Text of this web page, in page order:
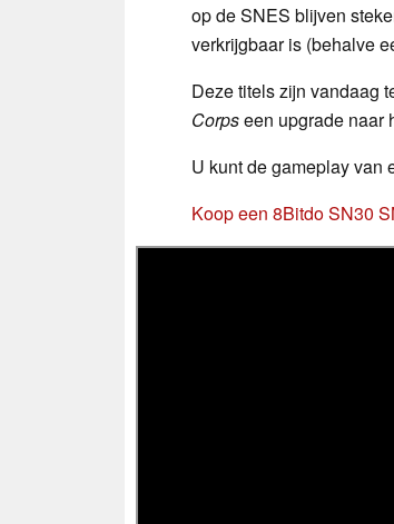
op de SNES blijven
verkrijgbaar is (behalve
Deze titels zijn vandaag
Corpseen upgrade naar
U kunt de gameplay van
Koop een 8Bitdo SN30